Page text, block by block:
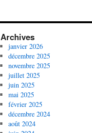
Archives
janvier 2026
décembre 2025
novembre 2025
juillet 2025
juin 2025
mai 2025
février 2025
décembre 2024
août 2024